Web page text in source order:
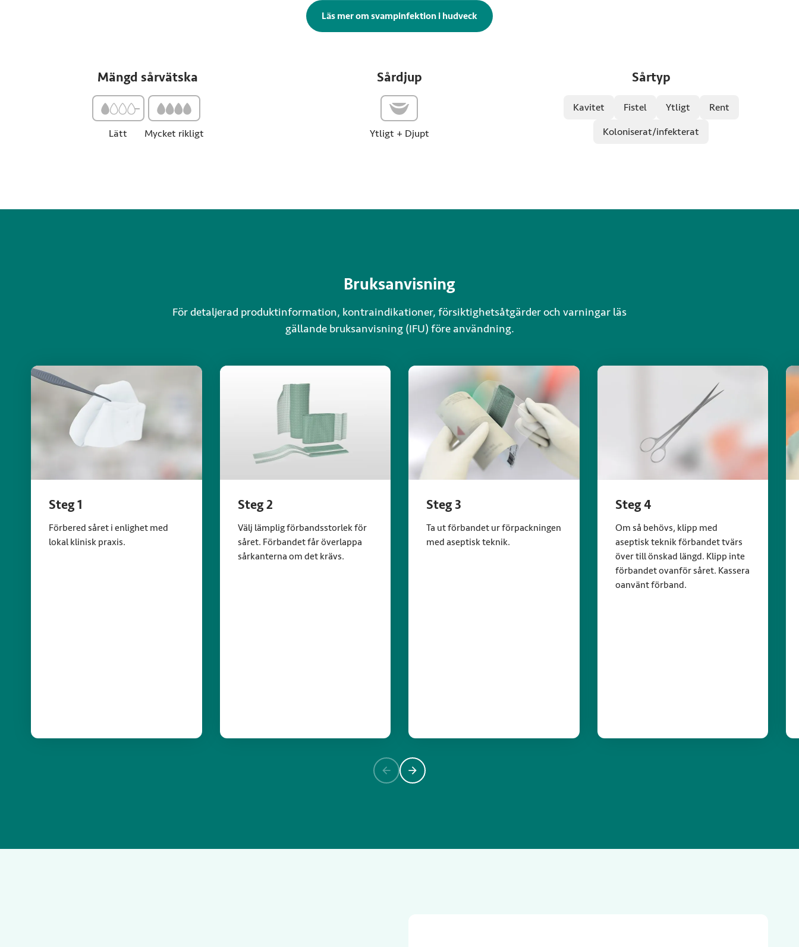
Läs mer om svampinfektion i hudveck
Mängd sårvätska
Lätt Mycket rikligt
Lätt till Mycket rikligt
Sårdjup
Ytligt + Djupt
Sårtyp
Kavitet Fistel Ytligt
Rent
Koloniserat/infekterat
Bruksanvisning
För detaljerad produktinformation, kontraindikationer, försiktighetsåtgärder och varningar läs
gällande bruksanvisning (IFU) före användning.
Steg 1
Förbered såret i enlighet med
lokal klinisk praxis.
Steg 2
Välj lämplig förbandsstorlek för
såret. Förbandet får överlappa
sårkanterna om det krävs.
Steg 3
Ta ut förbandet ur förpackningen
med aseptisk teknik.
Steg 4
Om så behövs, klipp med
aseptisk teknik förbandet tvärs
över till önskad längd. Klipp inte
förbandet ovanför såret. Kassera
oanvänt förband.